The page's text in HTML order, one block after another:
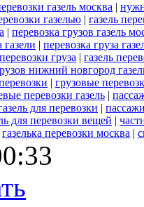
газель москва |
газелью | газель
| перевозка грузов газель
| перевозка груза
груза | газель
нижний новгород
| грузовые
перевозки газель |
для перевозки |
для перевозки вещей |
газелька перевозки москва |